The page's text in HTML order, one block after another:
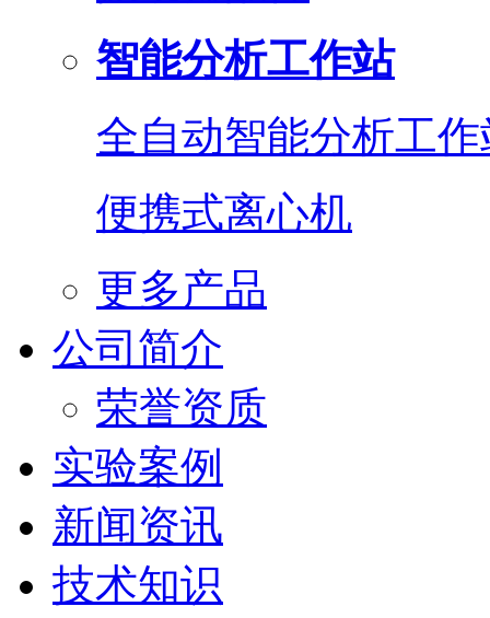
智能分析工作站
全自动智能分析工作
便携式离心机
更多产品
公司简介
荣誉资质
实验案例
新闻资讯
技术知识